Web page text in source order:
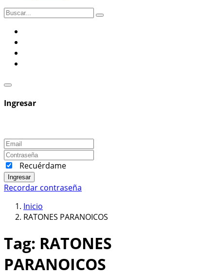
Ingresar
Recuérdame
Ingresar
Recordar contraseña
Inicio
RATONES PARANOICOS
Tag: RATONES
PARANOICOS